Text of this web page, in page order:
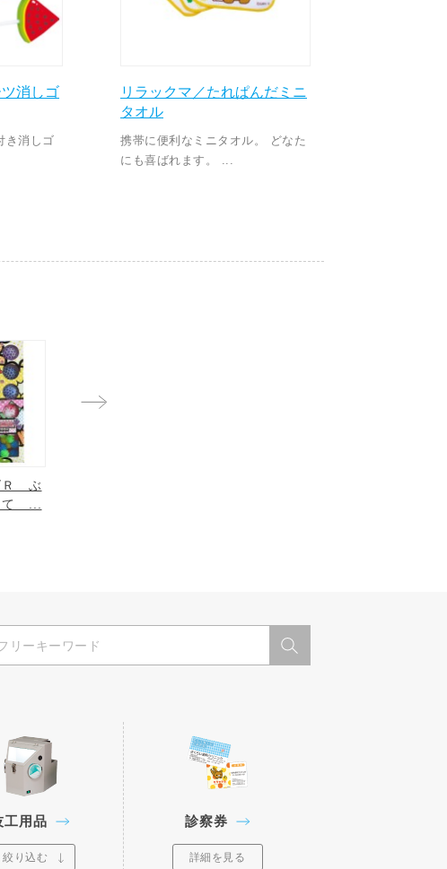
消しゴ
き消しゴ
リラックマ／たれぱんだミニ
タオル
携帯に便利なミニタオル。 どなた
にも喜ばれます。 ...
Ｒ ぶ
て ...
工用品
絞り込む
診察券
詳細を見る